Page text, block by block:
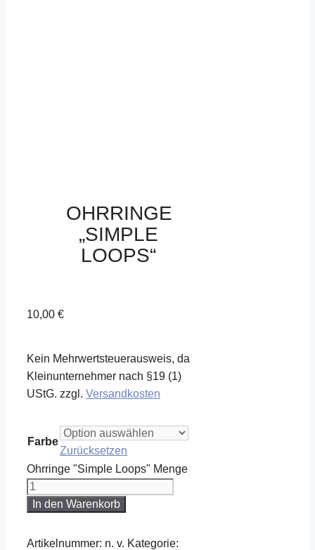
OHRRINGE
„SIMPLE
LOOPS“
10,00 €
Kein Mehrwertsteuerausweis, da
Kleinunternehmer nach §19 (1)
UStG. zzgl. Versandkosten
Farbe
Zurücksetzen
Ohrringe "Simple Loops" Menge
In den Warenkorb
Artikelnummer: n. v. Kategorie: